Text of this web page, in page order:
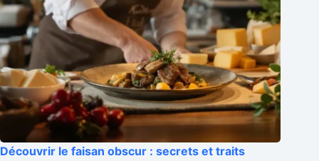
Découvrir le faisan obscur : secrets et traits